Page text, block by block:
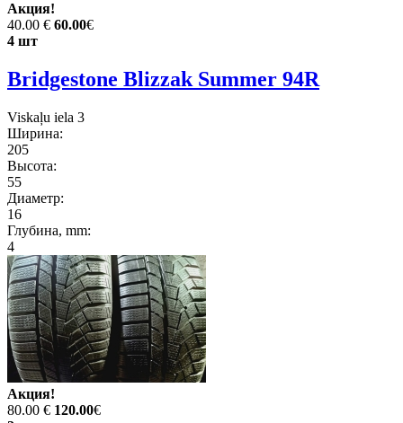
Акция!
40.00 € 60.00€
4 шт
Bridgestone Blizzak Summer 94R
Viskaļu iela 3
Ширина:
205
Высота:
55
Диаметр:
16
Глубина, mm:
4
Акция!
80.00 € 120.00€